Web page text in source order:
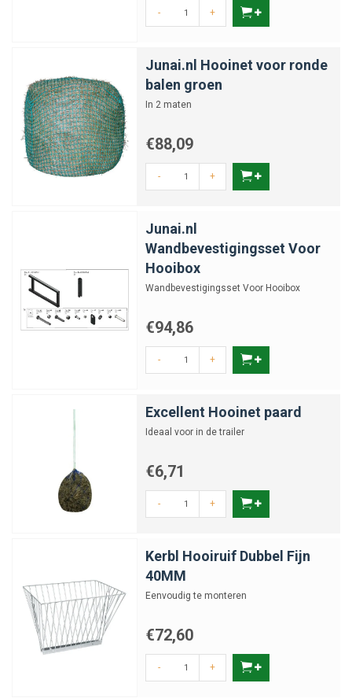
- +
Junai.nl Hooinet voor ronde
balen groen
In 2 maten
€88,09
- +
Junai.nl
Wandbevestigingsset Voor
Hooibox
Wandbevestigingsset Voor Hooibox
€94,86
- +
Excellent Hooinet paard
Ideaal voor in de trailer
€6,71
- +
Kerbl Hooiruif Dubbel Fijn
40MM
Eenvoudig te monteren
€72,60
- +